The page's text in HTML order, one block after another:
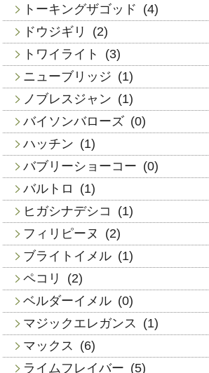
トーキングザゴッド (4)
ドウジギリ
(2)
トワイライト
(3)
ニューブリッジ (1)
ノブレスジャン (1)
バイソンバローズ (0)
ハッチン (1)
バブリーショーコー (0)
バルトロ
(1)
ヒガシナデシコ
(1)
フィリピーヌ
(2)
ブライトイメル (1)
ペコリ
(2)
ベルダーイメル (0)
マジックエレガンス
(1)
マックス
(6)
ライムフレイバー (5)